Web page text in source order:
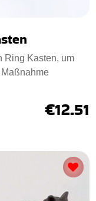
Ring Kasten, um
Maßnahme
€12.51